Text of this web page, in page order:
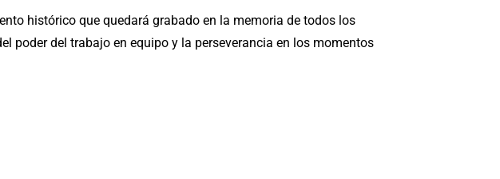
histórico que quedará grabado en la memoria de todos los
poder del trabajo en equipo y la perseverancia en los momentos